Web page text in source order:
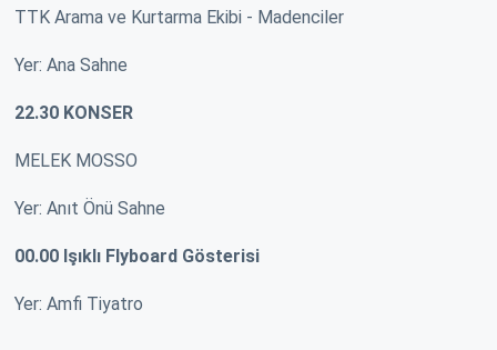
TTK Arama ve Kurtarma Ekibi - Madenciler
Yer: Ana Sahne
22.30 KONSER
MELEK MOSSO
Yer: Anıt Önü Sahne
00.00 Işıklı Flyboard Gösterisi
Yer: Amfi Tiyatro